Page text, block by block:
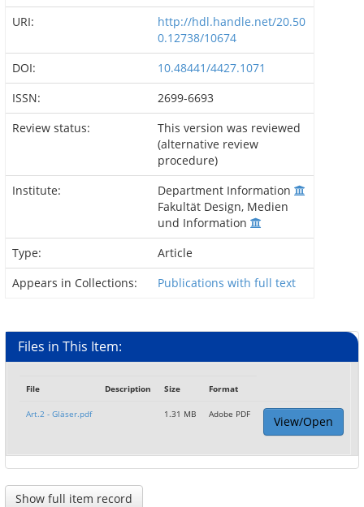
URI:
http://hdl.handle.net/20.50
0.12738/10674
DOI:
10.48441/4427.1071
ISSN:
2699-6693
Review status:
This version was reviewed
(alternative review
procedure)
Institute:
Department Information
Fakultät Design, Medien
und Information
Type:
Article
Appears in Collections:
Publications with full text
Files in This Item:
File Description Size Format
Art.2 - Gläser.pdf 1.31 MB Adobe PDF View/Open
Show full item record